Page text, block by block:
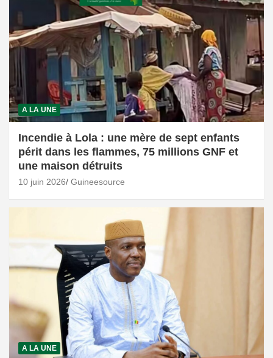
A LA UNE
Incendie à Lola : une mère de sept enfants
périt dans les flammes, 75 millions GNF et
une maison détruits
10 juin 2026 Guineesource
A LA UNE